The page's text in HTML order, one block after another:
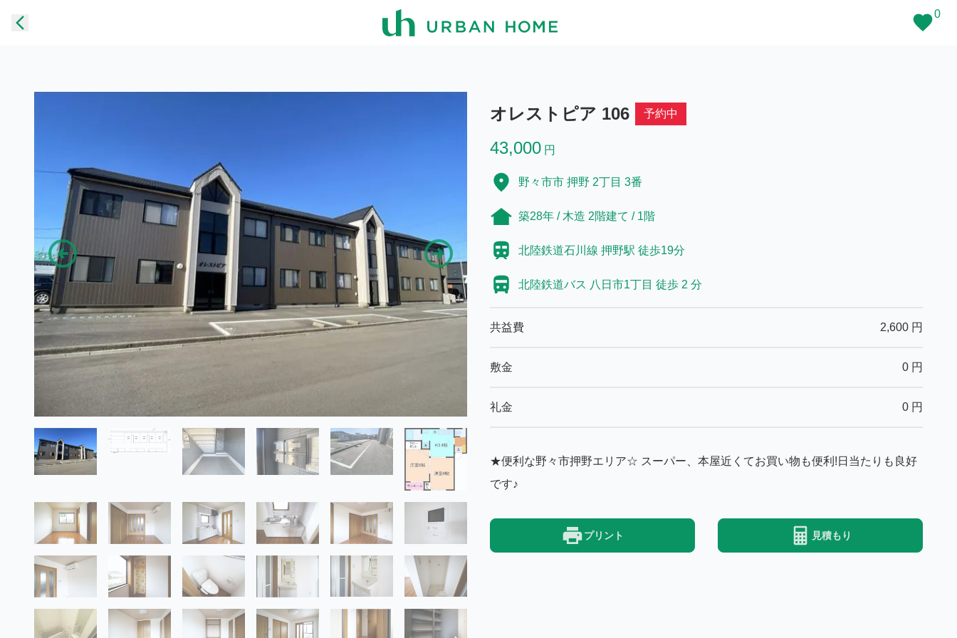
0
オレストピア 106 予約中
43,000 円
野々市市 押野 2丁目 3番
築28年 / 木造 2階建て / 1階
北陸鉄道石川線 押野駅 徒歩19分
北陸鉄道バス 八日市1丁目 徒歩 2 分
共益費 2,600 円
敷金 0 円
礼金 0 円
★便利な野々市押野エリア☆ スーパー、本屋近くてお買い物も便利!日当たりも良好
です♪
プリント 見積もり